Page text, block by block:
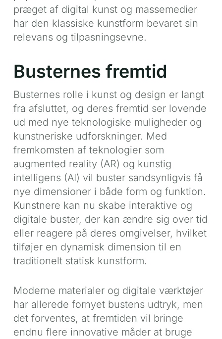
præget af digital kunst og massemedier
har den klassiske kunstform bevaret sin
relevans og tilpasningsevne.
Busternes fremtid
Busternes rolle i kunst og design er langt
fra afsluttet, og deres fremtid ser lovende
ud med nye teknologiske muligheder og
kunstneriske udforskninger. Med
fremkomsten af teknologier som
augmented reality (AR) og kunstig
intelligens (AI) vil buster sandsynligvis få
nye dimensioner i både form og funktion.
Kunstnere kan nu skabe interaktive og
digitale buster, der kan ændre sig over tid
eller reagere på deres omgivelser, hvilket
tilføjer en dynamisk dimension til en
traditionelt statisk kunstform.
Moderne materialer og digitale værktøjer
har allerede fornyet bustens udtryk, men
det forventes, at fremtiden vil bringe
endnu flere innovative måder at bruge